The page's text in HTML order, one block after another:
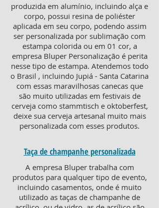
produzida em alumínio, incluindo alça e
corpo, possui resina de poliéster
aplicada em seu corpo, podendo assim
ser personalizada por sublimação com
estampa colorida ou em 01 cor, a
empresa Bluper Personalização é perita
nesse tipo de estampa. Atendemos todo
o Brasil , incluindo Jupiá - Santa Catarina
com essas maravilhosas canecas que
são muito utilizadas em festivais de
cerveja como stammtisch e oktoberfest,
deixe sua cerveja artesanal muito mais
personalizada com esses produtos.
Taça de champanhe personalizada
A empresa Bluper trabalha com
produtos para qualquer tipo de evento,
incluindo casamentos, onde é muito
utilizado as taças de champanhe de